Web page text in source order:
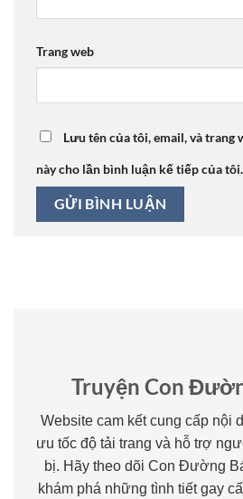
Trang web
Lưu tên của tôi, email, và
này cho lần bình luận kế tiếp của tôi.
Truyện Con
Website cam kết cung cấp nội
ưu tốc độ tải trang và hỗ trợ
bị. Hãy theo dõi Con Đường
khám phá những tình tiết gay